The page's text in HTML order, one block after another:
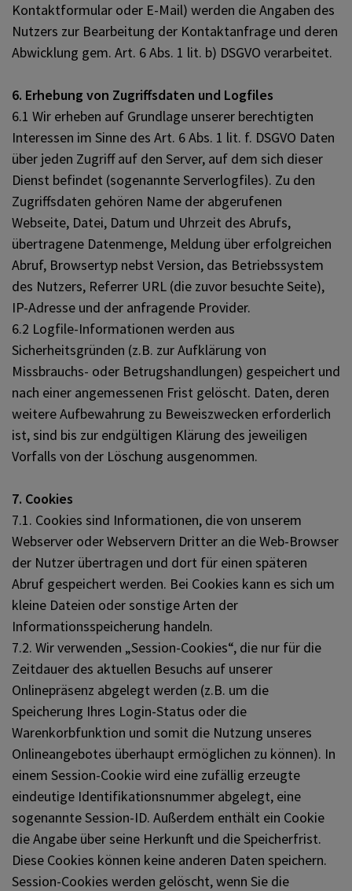
Kontaktformular oder E-Mail) werden die Angaben des
Nutzers zur Bearbeitung der Kontaktanfrage und deren
Abwicklung gem. Art. 6 Abs. 1 lit. b) DSGVO verarbeitet.
6. Erhebung von Zugriffsdaten und Logfiles
6.1 Wir erheben auf Grundlage unserer berechtigten
Interessen im Sinne des Art. 6 Abs. 1 lit. f. DSGVO Daten
über jeden Zugriff auf den Server, auf dem sich dieser
Dienst befindet (sogenannte Serverlogfiles). Zu den
Zugriffsdaten gehören Name der abgerufenen
Webseite, Datei, Datum und Uhrzeit des Abrufs,
übertragene Datenmenge, Meldung über erfolgreichen
Abruf, Browsertyp nebst Version, das Betriebssystem
des Nutzers, Referrer URL (die zuvor besuchte Seite),
IP-Adresse und der anfragende Provider.
6.2 Logfile-Informationen werden aus
Sicherheitsgründen (z.B. zur Aufklärung von
Missbrauchs- oder Betrugshandlungen) gespeichert und
nach einer angemessenen Frist gelöscht. Daten, deren
weitere Aufbewahrung zu Beweiszwecken erforderlich
ist, sind bis zur endgültigen Klärung des jeweiligen
Vorfalls von der Löschung ausgenommen.
7. Cookies
7.1. Cookies sind Informationen, die von unserem
Webserver oder Webservern Dritter an die Web-Browser
der Nutzer übertragen und dort für einen späteren
Abruf gespeichert werden. Bei Cookies kann es sich um
kleine Dateien oder sonstige Arten der
Informationsspeicherung handeln.
7.2. Wir verwenden „Session-Cookies“, die nur für die
Zeitdauer des aktuellen Besuchs auf unserer
Onlinepräsenz abgelegt werden (z.B. um die
Speicherung Ihres Login-Status oder die
Warenkorbfunktion und somit die Nutzung unseres
Onlineangebotes überhaupt ermöglichen zu können). In
einem Session-Cookie wird eine zufällig erzeugte
eindeutige Identifikationsnummer abgelegt, eine
sogenannte Session-ID. Außerdem enthält ein Cookie
die Angabe über seine Herkunft und die Speicherfrist.
Diese Cookies können keine anderen Daten speichern.
Session-Cookies werden gelöscht, wenn Sie die